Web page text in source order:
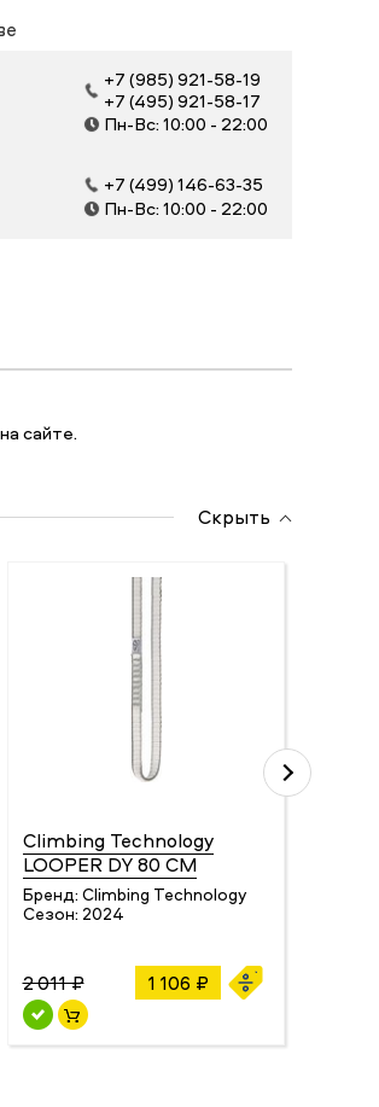
+7 (985) 921-58-19
+7 (495) 921-58-17
Пн-Вс: 10:00 - 22:00
+7 (499) 146-63-35
Пн-Вс: 10:00 - 22:00
сайте.
Скрыть
Climbing Technology
LOOPER DY 80 CM
Бренд: Climbing Technology
Сезон: 2024
2 011 ₽ 1 106 ₽